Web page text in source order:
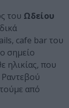
του Ωδείου
cafe bar του
σημείο
ηλικίας, που
Ραντεβού
από